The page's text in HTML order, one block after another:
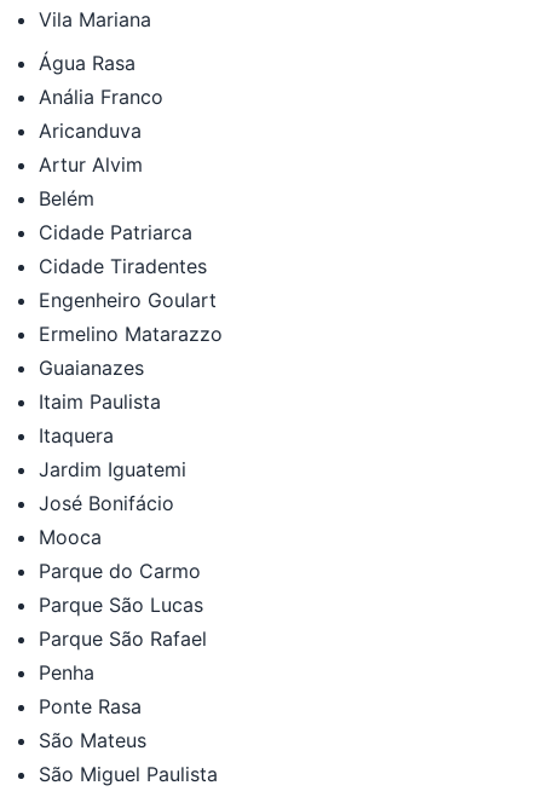
Vila Mariana
Água Rasa
Anália Franco
Aricanduva
Artur Alvim
Belém
Cidade Patriarca
Cidade Tiradentes
Engenheiro Goulart
Ermelino Matarazzo
Guaianazes
Itaim Paulista
Itaquera
Jardim Iguatemi
José Bonifácio
Mooca
Parque do Carmo
Parque São Lucas
Parque São Rafael
Penha
Ponte Rasa
São Mateus
São Miguel Paulista